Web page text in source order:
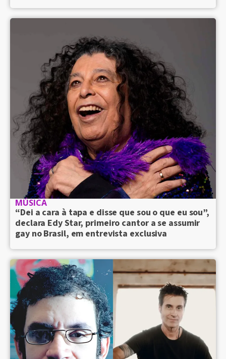
MÚSICA
“Dei a cara à tapa e disse que sou o que eu sou”,
declara Edy Star, primeiro cantor a se assumir
gay no Brasil, em entrevista exclusiva